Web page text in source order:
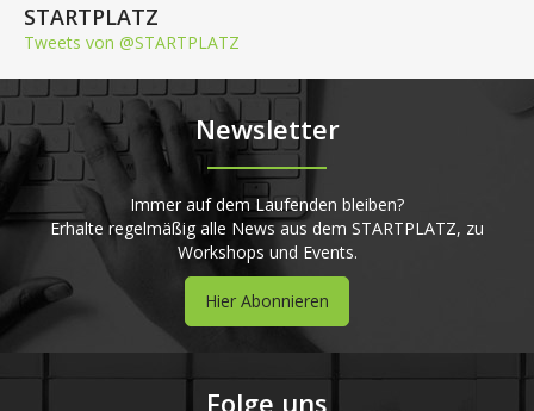
STARTPLATZ
Tweets von @STARTPLATZ
Newsletter
Immer auf dem Laufenden bleiben?
Erhalte regelmäßig alle News aus dem STARTPLATZ, zu
Workshops und Events.
Hier Abonnieren
Folge uns